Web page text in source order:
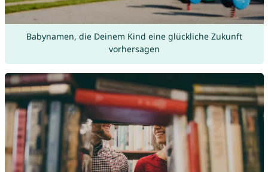
Babynamen, die Deinem Kind eine glückliche Zukunft
vorhersagen